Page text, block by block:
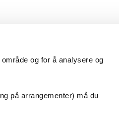
og for å analysere og
på arrangementer) må du